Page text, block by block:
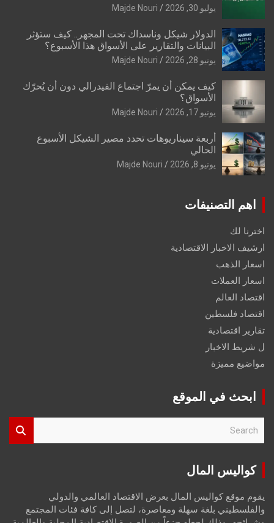
يوليو 30, 2026 Majde Nouri
الدولار شيكل وناسداك تحت المجهر.. كيف ستؤثر
البيانات والتقارير على الأسواق هذا الأسبوع؟
يونيو 28, 2026 Majde Nouri
كيف يمكن أن يمرّ اجتماع الفيدرالي دون أن يُحرّك
الأسواق؟
يونيو 17, 2026 Majde Nouri
أربعة سيناريوهات تحدد مصير الشيكل الأسبوع
الحالي
يونيو 8, 2026 Majde Nouri
اهم التصنيفات
اخترنا لك
ارشيف الاخبار الاقتصادية
اسعار الذهب
اسعار العملات
اقتصاد العالم
اقتصاد فلسطين
تقارير اقتصادية
ل شريط الاخبار
مواضيع مميزة
ابحث في الموقع
r
كواليس المال
يقوم موقع كواليس المال بعرض الاقتصاد العالمي والدولي
والفلسطيني بلغة سهلة ومعاصرة، لتصل إلى كافة فئات المجتمع